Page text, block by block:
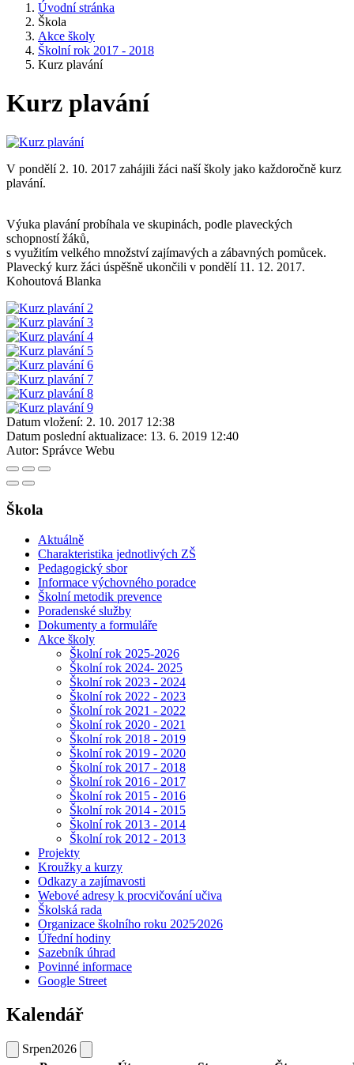
Úvodní stránka
Škola
Akce školy
Školní rok 2017 - 2018
Kurz plavání
Kurz plavání
V pondělí 2. 10. 2017 zahájili žáci naší školy jako každoročně kurz
plavání.
Výuka plavání probíhala ve skupinách, podle plaveckých
schopností žáků,
s využitím velkého množství zajímavých a zábavných pomůcek.
Plavecký kurz žáci úspěšně ukončili v pondělí 11. 12. 2017.
Kohoutová Blanka
Datum vložení: 2. 10. 2017 12:38
Datum poslední aktualizace: 13. 6. 2019 12:40
Autor: Správce Webu
Škola
Aktuálně
Charakteristika jednotlivých ZŠ
Pedagogický sbor
Informace výchovného poradce
Školní metodik prevence
Poradenské služby
Dokumenty a formuláře
Akce školy
Školní rok 2025-2026
Školní rok 2024- 2025
Školní rok 2023 - 2024
Školní rok 2022 - 2023
Školní rok 2021 - 2022
Školní rok 2020 - 2021
Školní rok 2018 - 2019
Školní rok 2019 - 2020
Školní rok 2017 - 2018
Školní rok 2016 - 2017
Školní rok 2015 - 2016
Školní rok 2014 - 2015
Školní rok 2013 - 2014
Školní rok 2012 - 2013
Projekty
Kroužky a kurzy
Odkazy a zajímavosti
Webové adresy k procvičování učiva
Školská rada
Organizace školního roku 2025⁄2026
Úřední hodiny
Sazebník úhrad
Povinné informace
Google Street
Kalendář
Srpen2026